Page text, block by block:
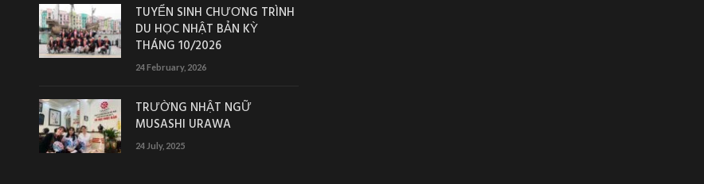
TUYỂN SINH CHƯƠNG TRÌNH
DU HỌC NHẬT BẢN KỲ
THÁNG 10/2026
24 February, 2026
TRƯỜNG NHẬT NGỮ
MUSASHI URAWA
24 July, 2025